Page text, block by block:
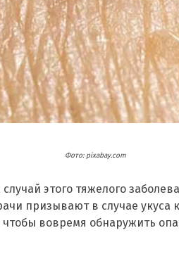
Фото: pixabay.com
этого тяжелого
призывают в случае укуса
вовремя обнаружить